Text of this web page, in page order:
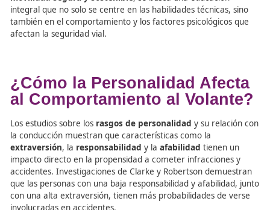
conscientes de los factores que pueden afectar su
comportamiento al volante. Los rasgos de personalidad
normas sociales son dos de los aspectos clave que
movilidad segura y sostenible, se busca una
integral que no solo se centre en las habilidades
también en el comportamiento y los factores
afectan la seguridad vial.
¿Cómo la Personalidad
al Comportamiento al